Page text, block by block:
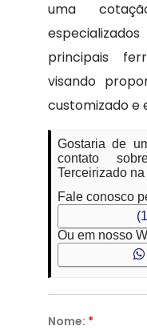
uma
principais
visando
customizado e
Gostaria de
contato
Terceirizado
Fale conosco
Ou em nosso
Nome: *